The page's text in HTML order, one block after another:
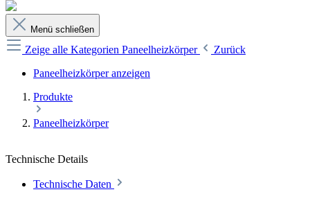
Menü schließen
Zeige alle Kategorien Paneelheizkörper
Zurück
Paneelheizkörper anzeigen
Produkte
Paneelheizkörper
Technische Details
Technische Daten